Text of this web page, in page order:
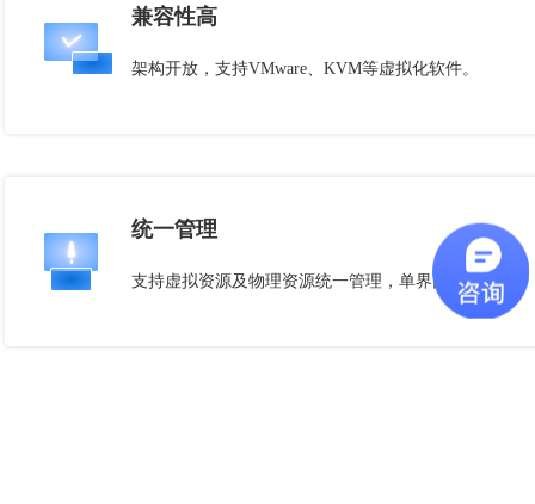
兼容性高
架构开放，支持VMware、KVM等虚拟化软件。
统一管理
支持虚拟资源及物理资源统一管理，单界面完成运维。